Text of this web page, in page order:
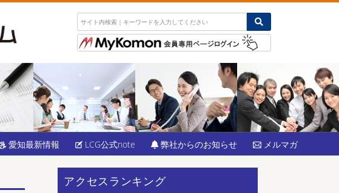
愛知最新情報 LCG公式note 弊社からのお知らせ メルマガ
アクセスランキング